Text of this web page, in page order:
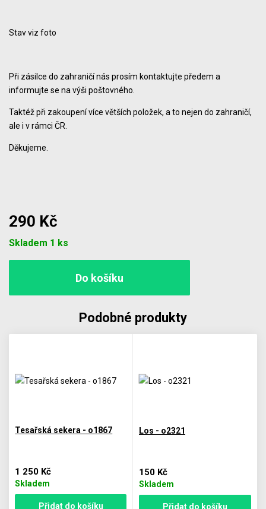
Stav viz foto
Při zásilce do zahraničí nás prosím kontaktujte předem a
informujte se na výši poštovného.
Taktéž při zakoupení více větších položek, a to nejen do zahraničí,
ale i v rámci ČR.
Děkujeme.
290 Kč
Skladem 1 ks
Podobné produkty
Tesařská sekera - o1867
1 250 Kč
Skladem
Přidat do košíku
Los - o2321
150 Kč
Skladem
Přidat do košíku